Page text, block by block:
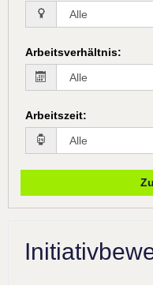
Arbeitsverhältnis:
Arbeitszeit: